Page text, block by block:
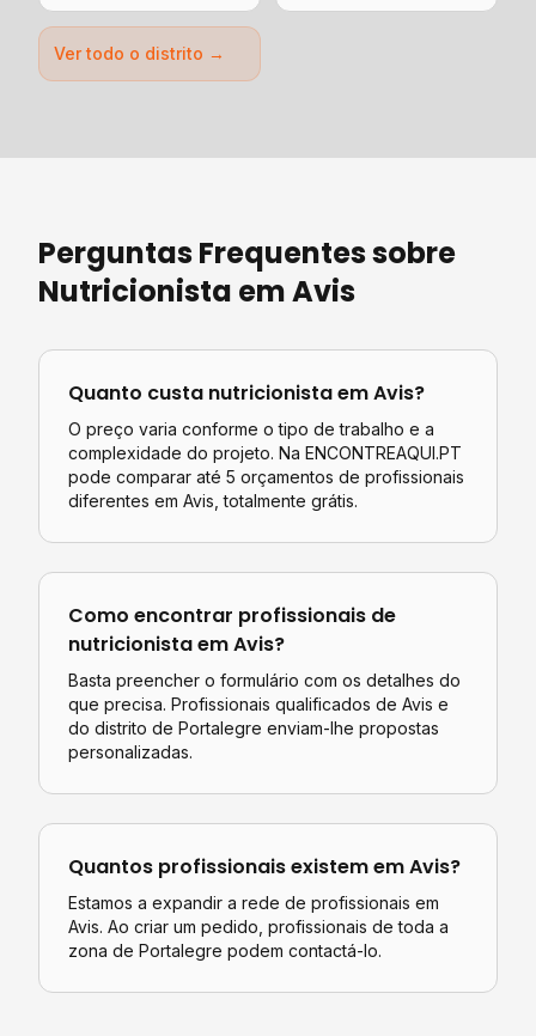
Ver todo o distrito →
Perguntas Frequentes sobre
Nutricionista emAvis
Quanto custa nutricionistaemAvis?
O preço varia conforme o tipo de trabalho e a
complexidade do projeto. Na ENCONTREAQUI.PT
pode comparar até 5 orçamentos de profissionais
diferentes em Avis , totalmente grátis.
Como encontrar profissionais de
nutricionistaemAvis?
Basta preencher o formulário com os detalhes do
que precisa. Profissionais qualificados de Avis e
do distrito de Portalegre enviam-lhe propostas
personalizadas.
Quantos profissionais existem emAvis?
Estamos a expandir a rede de profissionais em
Avis. Ao criar um pedido, profissionais de toda a
zona de Portalegre podem contactá-lo.